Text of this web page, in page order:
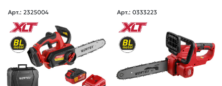
Арт.: 2325004 Арт.: 0333223